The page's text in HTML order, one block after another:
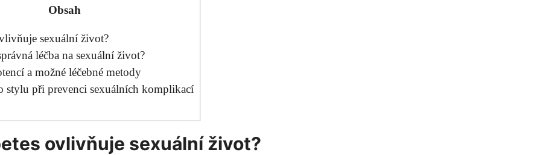
Obsah
sexuální život?
léčba na sexuální život?
a možné léčebné metody
stylu při prevenci sexuálních komplikací
ovlivňuje sexuální život?